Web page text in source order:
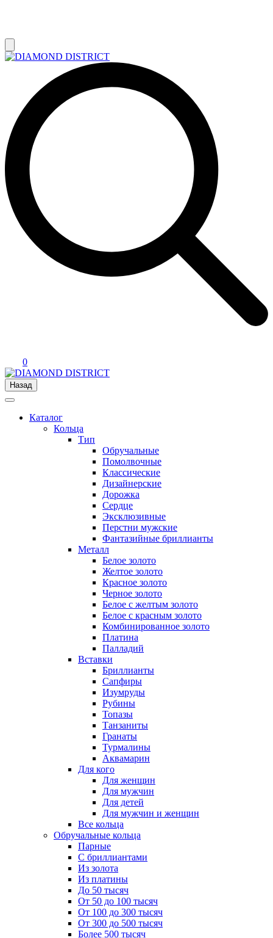
0
Назад
Каталог
Кольца
Тип
Обручальные
Помолвочные
Классические
Дизайнерские
Дорожка
Сердце
Эксклюзивные
Перстни мужские
Фантазийные бриллианты
Металл
Белое золото
Желтое золото
Красное золото
Черное золото
Белое с желтым золото
Белое с красным золото
Комбинированное золото
Платина
Палладий
Вставки
Бриллианты
Сапфиры
Изумруды
Рубины
Топазы
Танзаниты
Гранаты
Турмалины
Аквамарин
Для кого
Для женщин
Для мужчин
Для детей
Для мужчин и женщин
Все кольца
Обручальные кольца
Парные
С бриллиантами
Из золота
Из платины
До 50 тысяч
От 50 до 100 тысяч
От 100 до 300 тысяч
От 300 до 500 тысяч
Более 500 тысяч